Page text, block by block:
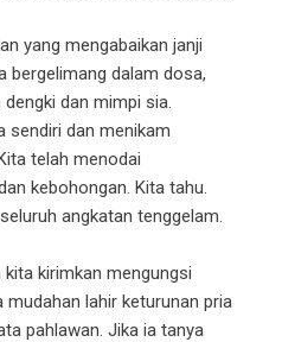
yang mengabaikan janji
bergelimang dalam dosa,
dan mimpi sia.
sendiri dan menikam
telah menodai
kebohongan. Kita tahu.
angkatan tenggelam.
kirimkan mengungsi
mudahan lahir keturunan pria
pahlawan. Jika ia tanya